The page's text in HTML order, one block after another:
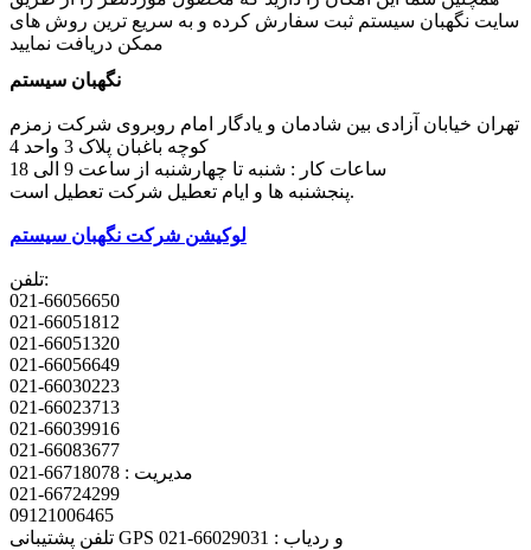
سایت نگهبان سیستم ثبت سفارش کرده و به سریع ترین روش های
ممکن دریافت نمایید
نگهبان سیستم
تهران خیابان آزادی بین شادمان و یادگار امام روبروی شرکت زمزم
کوچه باغبان پلاک 3 واحد 4
پنجشنبه ها و ایام تعطیل شرکت تعطیل است.
لوکیشن شرکت نگهبان سیستم
تلفن:
021-66056650
021-66051812
021-66051320
021-66056649
021-66030223
021-66023713
021-66039916
021-66083677
مدیریت : 66718078-021
021-66724299
09121006465
تلفن پشتیبانی GPS و ردیاب : 66029031-021